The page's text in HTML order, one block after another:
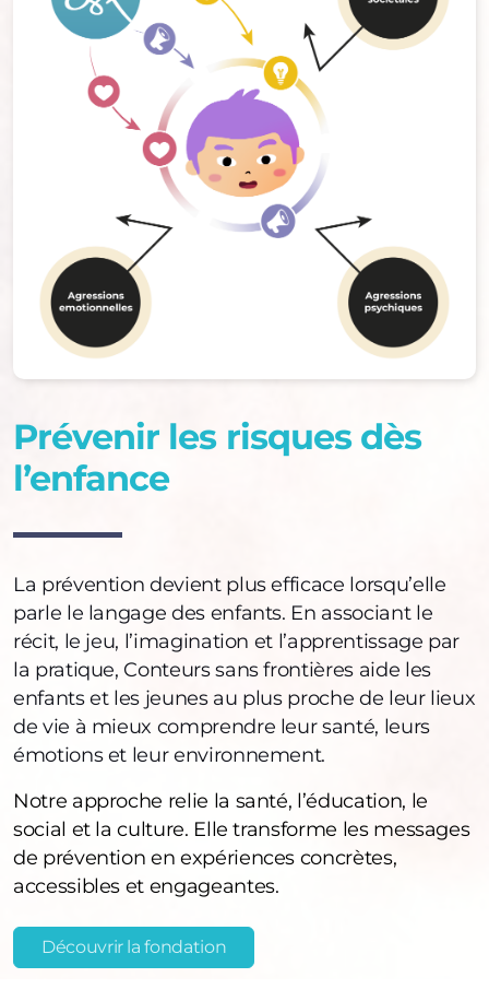
Prévenir les risques dès
l’enfance
La prévention devient plus efficace lorsqu’elle
parle le langage des enfants. En associant le
récit, le jeu, l’imagination et l’apprentissage par
la pratique, Conteurs sans frontières aide les
enfants et les jeunes au plus proche de leur lieux
de vie à mieux comprendre leur santé, leurs
émotions et leur environnement.
Notre approche relie la santé, l’éducation, le
social et la culture. Elle transforme les messages
de prévention en expériences concrètes,
accessibles et engageantes.
Découvrir la fondation